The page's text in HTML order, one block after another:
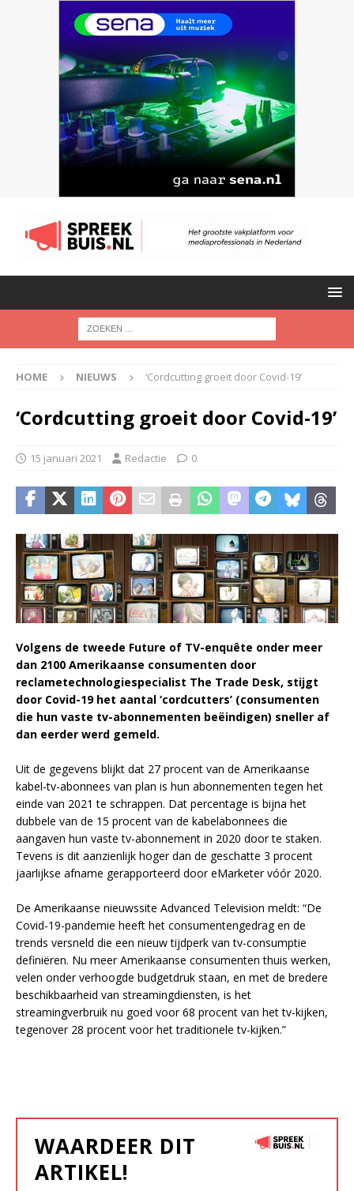
HOME NIEUWS ‘Cordcutting groeit door Covid-19’
‘Cordcutting groeit door Covid-19’
15 januari 2021 Redactie 0
Volgens de tweede Future of TV-enquête onder meer
dan 2100 Amerikaanse consumenten door
reclametechnologiespecialist The Trade Desk, stijgt
door Covid-19 het aantal ‘cordcutters’ (consumenten
die hun vaste tv-abonnementen beëindigen) sneller af
dan eerder werd gemeld.
Uit de gegevens blijkt dat 27 procent van de Amerikaanse
kabel-tv-abonnees van plan is hun abonnementen tegen het
einde van 2021 te schrappen. Dat percentage is bijna het
dubbele van de 15 procent van de kabelabonnees die
aangaven hun vaste tv-abonnement in 2020 door te staken.
Tevens is dit aanzienlijk hoger dan de geschatte 3 procent
jaarlijkse afname gerapporteerd door eMarketer vóór 2020.
De Amerikaanse nieuwssite Advanced Television meldt: “De
Covid-19-pandemie heeft het consumentengedrag en de
trends versneld die een nieuw tijdperk van tv-consumptie
definiëren. Nu meer Amerikaanse consumenten thuis werken,
velen onder verhoogde budgetdruk staan, en met de bredere
beschikbaarheid van streamingdiensten, is het
streamingverbruik nu goed voor 68 procent van het tv-kijken,
tegenover 28 procent voor het traditionele tv-kijken.”
WAARDEER DIT
ARTIKEL!